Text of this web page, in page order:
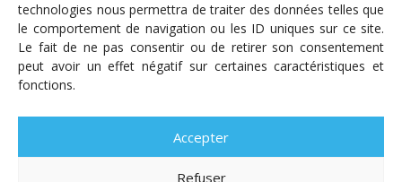
technologies nous permettra de traiter des données telles que
le comportement de navigation ou les ID uniques sur ce site.
Le fait de ne pas consentir ou de retirer son consentement
peut avoir un effet négatif sur certaines caractéristiques et
fonctions.
Accepter
Refuser
Radio Judaica Strasbourg
Tous droits réservés
RADIO JUDAÏCA
ÉMISSIONS ET GRILLE DES PROGRAMMES
PODCASTS
UN DON
ADHÉRER MENTIONS LÉGALES
RÉAL.